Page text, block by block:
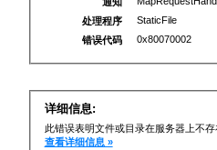
处理程序
StaticFile
错误代码
0x80070002
详细信息:
此错误表明文件或目录在服务器上不
查看详细信息 »